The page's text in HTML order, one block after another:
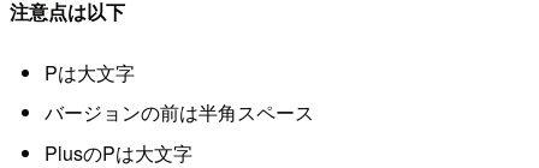
注意点は以下
Pは大文字
バージョンの前は半角スペース
PlusのPは大文字